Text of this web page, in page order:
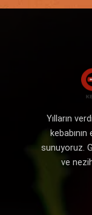
Yılların
sunuyoruz.
ve